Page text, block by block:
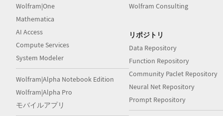
Wolfram|One
Mathematica
AI Access
Compute Services
System Modeler
Wolfram|Alpha Notebook Edition
Wolfram|Alpha Pro
モバイルアプリ
Wolfram Consulting
リポジトリ
Data Repository
Function Repository
Community Paclet Repository
Neural Net Repository
Prompt Repository